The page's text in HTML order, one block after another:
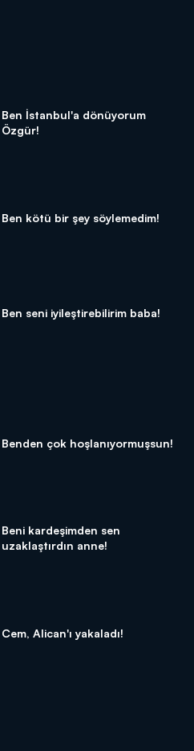
Ben İstanbul'a dönüyorum
Özgür!
Ben kötü bir şey söylemedim!
Ben seni iyileştirebilirim baba!
Benden çok hoşlanıyormuşsun!
Beni kardeşimden sen
uzaklaştırdın anne!
Cem, Alican'ı yakaladı!